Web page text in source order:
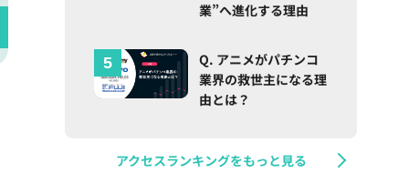
業”へ進化する理由
Q. アニメがパチンコ
業界の救世主になる理
由とは？
アクセスランキングをもっと見る